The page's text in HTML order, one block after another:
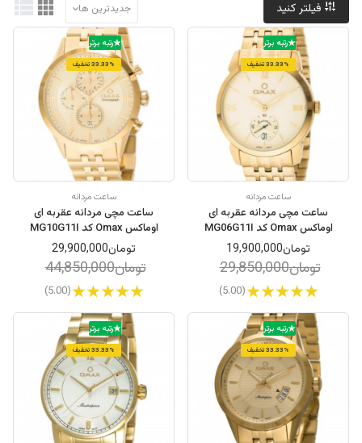
جدیدترین ها
رتبه برتر
33.33% تخفیف
ساعت مردانه
ساعت مچی مردانه عقربه ای
اوماکس Omax کد MG06G11I
تومان19,900,000
تومان29,850,000
(5.00)
رتبه برتر
33.33% تخفیف
ساعت مردانه
ساعت مچی مردانه عقربه ای
اوماکس Omax کد MG10G11I
تومان29,900,000
تومان44,850,000
(5.00)
رتبه برتر
33.33% تخفیف
رتبه برتر
33.33% تخفیف